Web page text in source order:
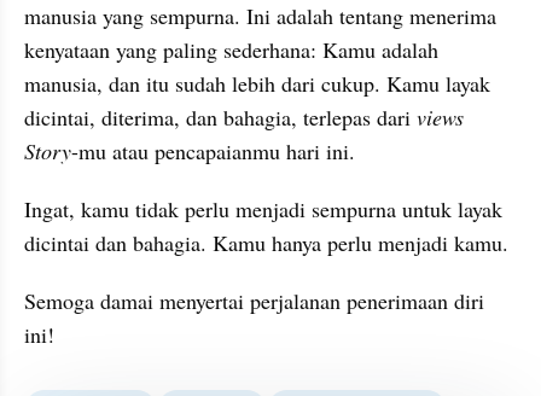
manusia yang sempurna. Ini adalah tentang menerima
kenyataan yang paling sederhana: Kamu adalah
manusia, dan itu sudah lebih dari cukup. Kamu layak
dicintai, diterima, dan bahagia, terlepas dari views
Story-mu atau pencapaianmu hari ini.
​Ingat, kamu tidak perlu menjadi sempurna untuk layak
dicintai dan bahagia. Kamu hanya perlu menjadi kamu.
​Semoga damai menyertai perjalanan penerimaan diri
ini!